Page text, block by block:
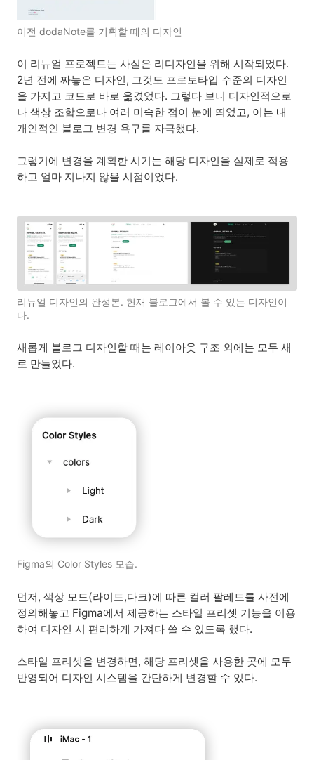
이전 dodaNote를 기획할 때의 디자인
이 리뉴얼 프로젝트는 사실은 리디자인을 위해 시작되었다.
2년 전에 짜놓은 디자인, 그것도 프로토타입 수준의 디자인
을 가지고 코드로 바로 옮겼었다. 그렇다 보니 디자인적으로
나 색상 조합으로나 여러 미숙한 점이 눈에 띄었고, 이는 내
개인적인 블로그 변경 욕구를 자극했다.
그렇기에 변경을 계획한 시기는 해당 디자인을 실제로 적용
하고 얼마 지나지 않을 시점이었다.
리뉴얼 디자인의 완성본. 현재 블로그에서 볼 수 있는 디자인이
다.
새롭게 블로그 디자인할 때는 레이아웃 구조 외에는 모두 새
로 만들었다.
Figma의 Color Styles 모습.
먼저, 색상 모드(라이트,다크)에 따른 컬러 팔레트를 사전에
정의해놓고 Figma에서 제공하는 스타일 프리셋 기능을 이용
하여 디자인 시 편리하게 가져다 쓸 수 있도록 했다.
스타일 프리셋을 변경하면, 해당 프리셋을 사용한 곳에 모두
반영되어 디자인 시스템을 간단하게 변경할 수 있다.